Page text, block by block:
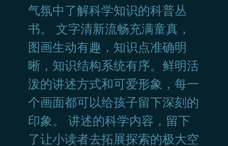
气氛中了解科学知识的科普丛
书。 文字清新流畅充满童真，
图画生动有趣，知识点准确明
晰，知识结构系统有序。鲜明活
泼的讲述方式和可爱形象，每一
个画面都可以给孩子留下深刻的
印象。 讲述的科学内容，留下
了让小读者去拓展探索的极大空